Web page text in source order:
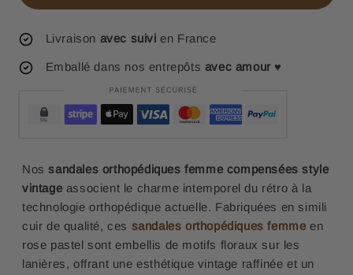
Livraison avec suivi en France
Emballé dans nos entrepôts avec amour ♥
Nossandales orthopédiques femme compensées style
vintage associent le charme intemporel du rétro à la
technologie orthopédique actuelle. Fabriquées en simili
cuir de qualité, ces sandales orthopédiques femmeen
rose pastel sont embellis de motifs floraux sur les
lanières, offrant une esthétique vintage raffinée et un